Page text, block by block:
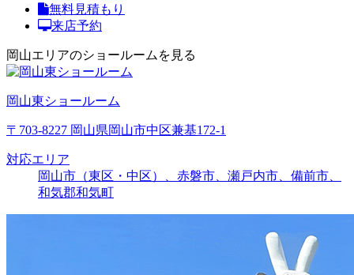
無料見積もり
来店予約
岡山エリアのショールームを見る
岡山東ショールーム
〒703-8227 岡山県岡山市中区兼基172-1
対応エリア
岡山市（東区・中区）、赤磐市、瀬戸内市、備前市、
和気郡和気町